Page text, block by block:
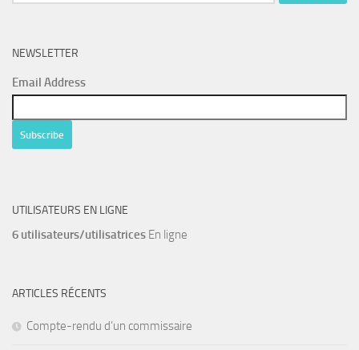
NEWSLETTER
Email Address
UTILISATEURS EN LIGNE
6 utilisateurs/utilisatrices En ligne
ARTICLES RÉCENTS
Compte-rendu d’un commissaire